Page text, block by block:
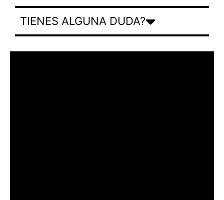
TIENES ALGUNA DUDA?